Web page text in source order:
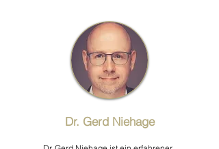
Dr. Gerd Niehage